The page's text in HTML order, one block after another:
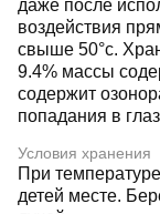
даже после
воздействия
свыше 50°c.
9.4% массы
содержит
попадания в
Условия хранения
При
детей месте.